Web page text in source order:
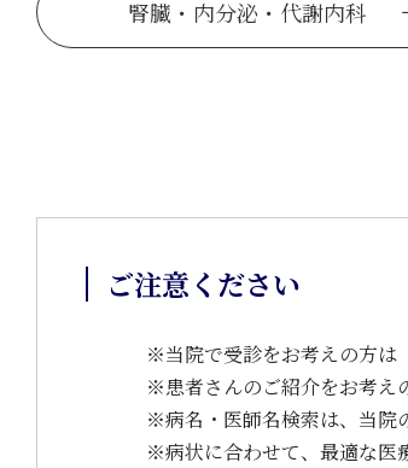
腎臓・内分泌・代謝内科
ご注意ください
※当院で受診をお考えの方は
※患者さんのご紹介をお考え
※病名・医師名検索は、当院
※病状に合わせて、最適な医